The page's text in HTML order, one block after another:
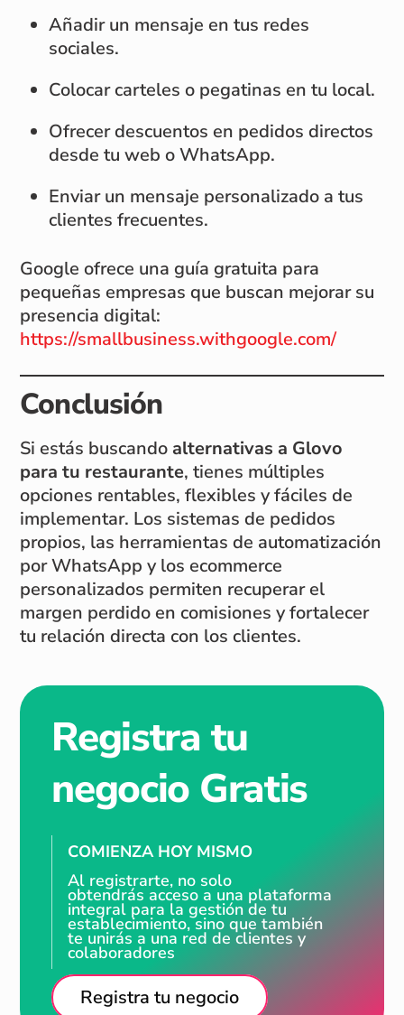
Añadir un mensaje en tus redes
sociales.
Colocar carteles o pegatinas en tu local.
Ofrecer descuentos en pedidos directos
desde tu web o WhatsApp.
Enviar un mensaje personalizado a tus
clientes frecuentes.
Google ofrece una guía gratuita para
pequeñas empresas que buscan mejorar su
presencia digital:
https://smallbusiness.withgoogle.com/
Conclusión
Si estás buscando alternativas a Glovo
para tu restaurante, tienes múltiples
opciones rentables, flexibles y fáciles de
implementar. Los sistemas de pedidos
propios, las herramientas de automatización
por WhatsApp y los ecommerce
personalizados permiten recuperar el
margen perdido en comisiones y fortalecer
tu relación directa con los clientes.
Registra tu
negocio Gratis
COMIENZA HOY MISMO
Al registrarte, no solo
obtendrás acceso a una plataforma
integral para la gestión de tu
establecimiento, sino que también
te unirás a una red de clientes y
colaboradores
Registra tu negocio